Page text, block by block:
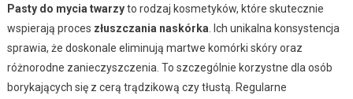
Pasty do mycia twarzyto rodzaj kosmetyków, które skutecznie
wspierają proces złuszczania naskórka . Ich unikalna konsystencja
sprawia, że doskonale eliminują martwe komórki skóry oraz
różnorodne zanieczyszczenia. To szczególnie korzystne dla osób
borykających się z cerą trądzikową czy tłustą. Regularne